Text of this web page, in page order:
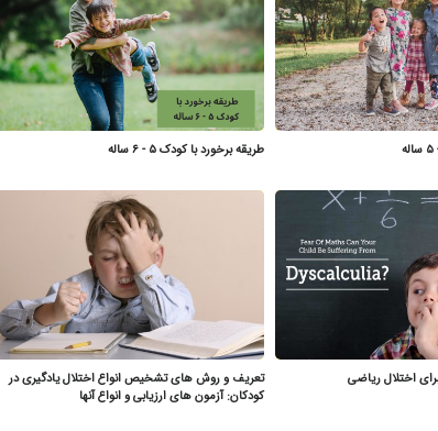
طریقه برخورد با کودک ۵ - ۶ ساله
اختلال ریاضی
تعریف و روش های تشخیص انواع اختلال یادگیری در
کودکان: آزمون های ارزیابی و انواع آنها